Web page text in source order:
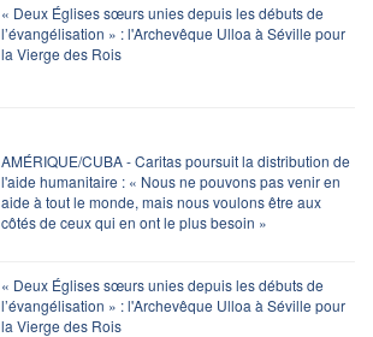
« Deux Églises sœurs unies depuis les débuts de
l’évangélisation » : l'Archevêque Ulloa à Séville pour
la Vierge des Rois
AMÉRIQUE/CUBA - Caritas poursuit la distribution de
l'aide humanitaire : « Nous ne pouvons pas venir en
aide à tout le monde, mais nous voulons être aux
côtés de ceux qui en ont le plus besoin »
« Deux Églises sœurs unies depuis les débuts de
l’évangélisation » : l'Archevêque Ulloa à Séville pour
la Vierge des Rois